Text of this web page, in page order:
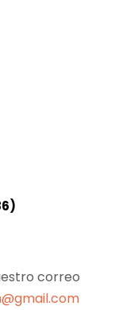
correo